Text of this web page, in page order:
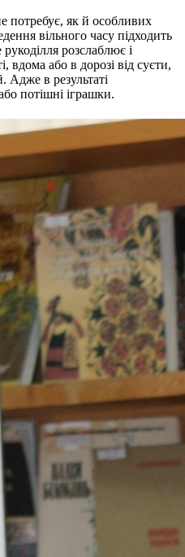
потребує, як й особливих
вільного часу підходить
розслаблює і
вдома або в дорозі від суєти,
Адже в результаті
потішні іграшки.